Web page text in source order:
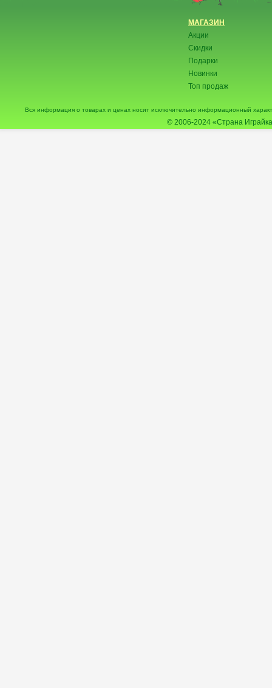
МАГАЗИН
Акции
Скидки
Подарки
Новинки
Топ продаж
Вся информация о товарах и ценах носит исключительно информационный
© 2006-2024 «Страна